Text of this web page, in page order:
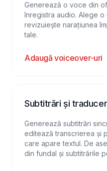
Generează o voce din
înregistra audio. Alege
revizuiește narațiunea
tale.
Adaugă voiceover-uri
Subtitrări și
Generează subtitrări
editează transcrierea și
care apare textul. De
din fundal și subtitrările